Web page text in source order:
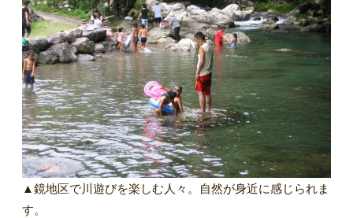
▲鏡地区で川遊びを楽しむ人々。自然が身近に感じられま
す。